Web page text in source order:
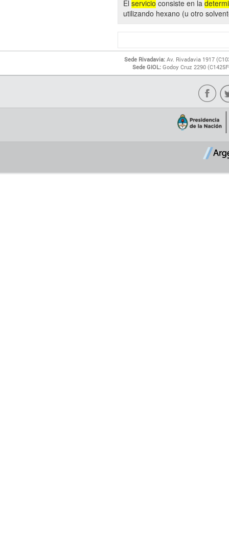
El servicio consiste en la
utilizando hexano (u otro
Sede Rivadavia: Av. Rivadavia 1917
Sede GIOL: Godoy Cruz 2290